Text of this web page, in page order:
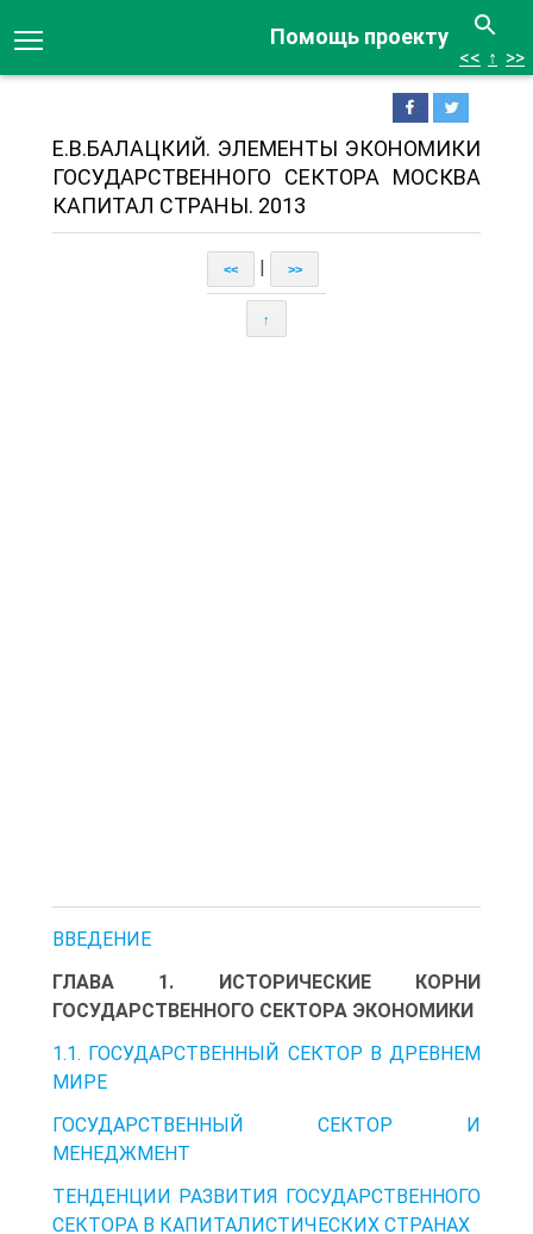
Помощь проекту
<< ↑ >>
Е.В.БАЛАЦКИЙ. ЭЛЕМЕНТЫ ЭКОНОМИКИ
ГОСУДАРСТВЕННОГО СЕКТОРА МОСКВА
КАПИТАЛ СТРАНЫ. 2013
<< >>
↑
ВВЕДЕНИЕ
ГЛАВА 1. ИСТОРИЧЕСКИЕ КОРНИ
ГОСУДАРСТВЕННОГО СЕКТОРА ЭКОНОМИКИ
1.1. ГОСУДАРСТВЕННЫЙ СЕКТОР В ДРЕВНЕМ
МИРЕ
ГОСУДАРСТВЕННЫЙ СЕКТОР И
МЕНЕДЖМЕНТ
ТЕНДЕНЦИИ РАЗВИТИЯ ГОСУДАРСТВЕННОГО
СЕКТОРА В КАПИТАЛИСТИЧЕСКИХ СТРАНАХ